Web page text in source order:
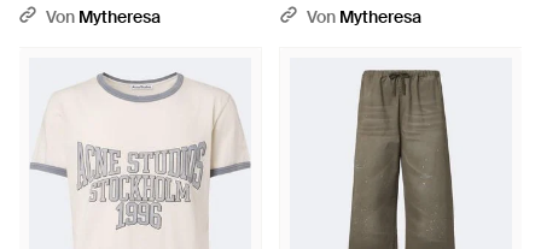
Baumwoll-Jersey - Braun
Von Mytheresa
Von Mytheresa